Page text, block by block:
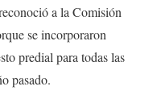
a la Comisión
se incorporaron
predial para todas las
pasado.